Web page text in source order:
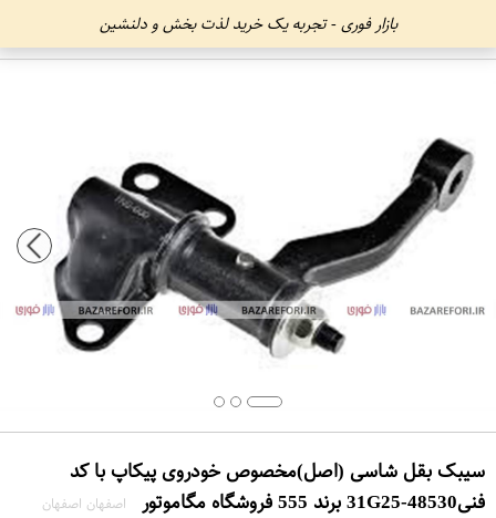
بازار فوری - تجربه یک خرید لذت بخش و دلنشین
سیبک بقل شاسی (اصل)مخصوص خودروی پیکاپ با کد
فنی48530-31G25 برند 555 فروشگاه مگاموتور
اصفهان اصفهان